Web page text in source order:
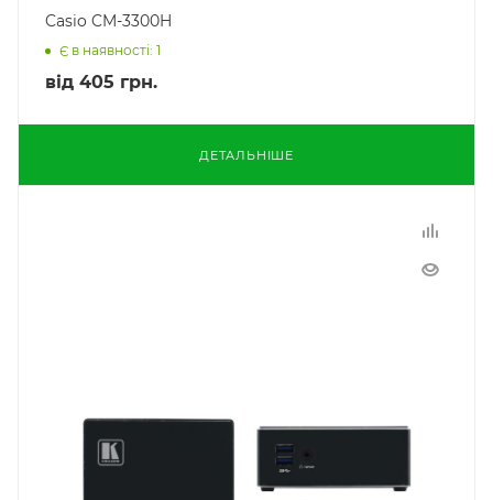
Casio CM-3300H
Є в наявності: 1
від 405 грн.
ДЕТАЛЬНІШЕ